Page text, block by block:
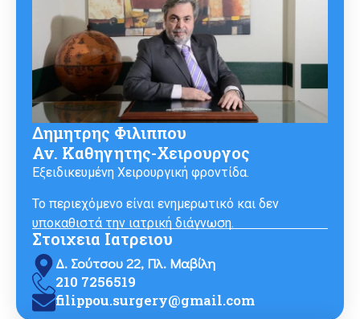
Δημητρης Φιλιππου
Αν. Καθηγητης-Χειρουργος
Εξειδικευμένη Χειρουργική φροντίδα.
Το περιεχόμενο είναι ενημερωτικό και δεν
υποκαθιστά την ιατρική διάγνωση.
Στοιχεια Ιατρειου
Δ. Σούτσου 22, Πλ. Μαβίλη
210 7256519
filippou.surgery@gmail.com